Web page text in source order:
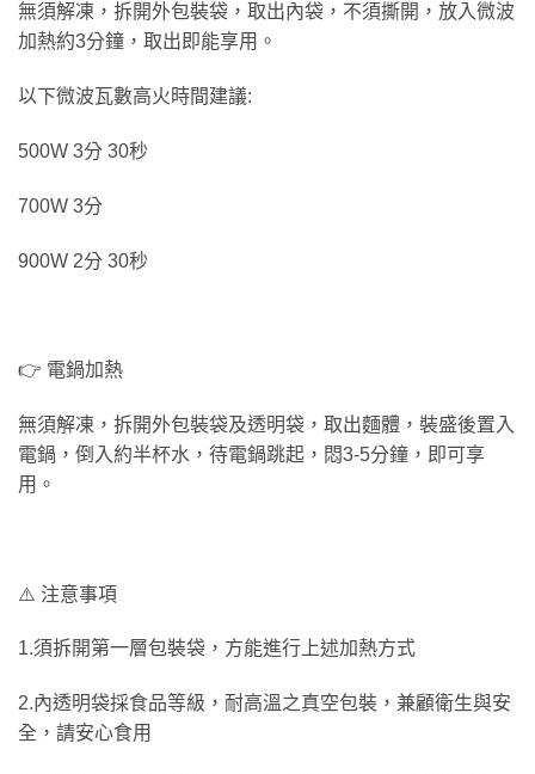
無須解凍，拆開外包裝袋，取出內袋，不須撕開，放入微波
加熱約3分鐘，取出即能享用。
以下微波瓦數高火時間建議:
500W 3分 30秒
700W 3分
900W 2分 30秒
👉 電鍋加熱
無須解凍，拆開外包裝袋及透明袋，取出麵體，裝盛後置入
電鍋，倒入約半杯水，待電鍋跳起，悶3-5分鐘，即可享
用。
⚠️ 注意事項
1.須拆開第一層包裝袋，方能進行上述加熱方式
2.內透明袋採食品等級，耐高溫之真空包裝，兼顧衛生與安
全，請安心食用